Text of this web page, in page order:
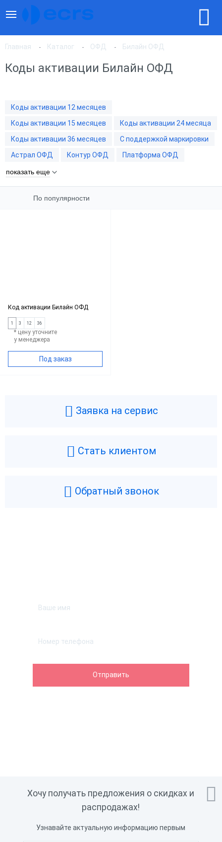
Главная Каталог ОФД Билайн ОФД
Коды активации Билайн ОФД
Коды активации 12 месяцев
Коды активации 15 месяцев
Коды активации 24 месяца
Коды активации 36 месяцев
С поддержкой маркировки
Астрал ОФД
Контур ОФД Платформа ОФД
показать еще
По популярности
Код активации Билайн ОФД
1 3 12 36
* цену уточните
у менеджера
Под заказ
Заявка на сервис
Стать клиентом
Обратный звонок

Хочу получать предложения о скидках и
распродажах!
Узнавайте актуальную информацию первым